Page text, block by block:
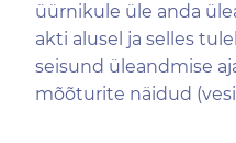
üürnikule üle anda
akti alusel ja selles
seisund üleandmise
mõõturite näidud